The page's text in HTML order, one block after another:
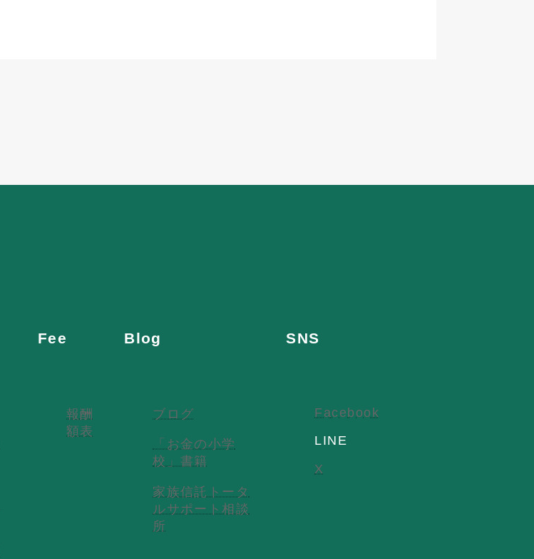
Fee
報酬
額表
Blog
ブログ
「お金の小学
校」書籍
家族信託トータ
ルサポート相談
所
SNS
Facebook
LINE
X